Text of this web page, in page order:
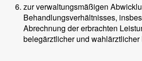
zur verwaltungsmäßigen
Behandlungsverhältnisses,
Abrechnung der erbrachten
belegärztlicher und wahlärztlicher